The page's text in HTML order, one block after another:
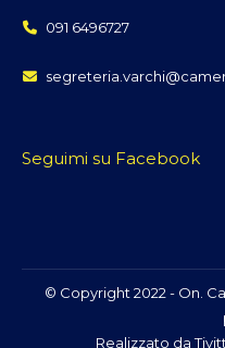
091 6496727
Seguimi su Facebook
© Copyright 2022 - On.
Realizzato da